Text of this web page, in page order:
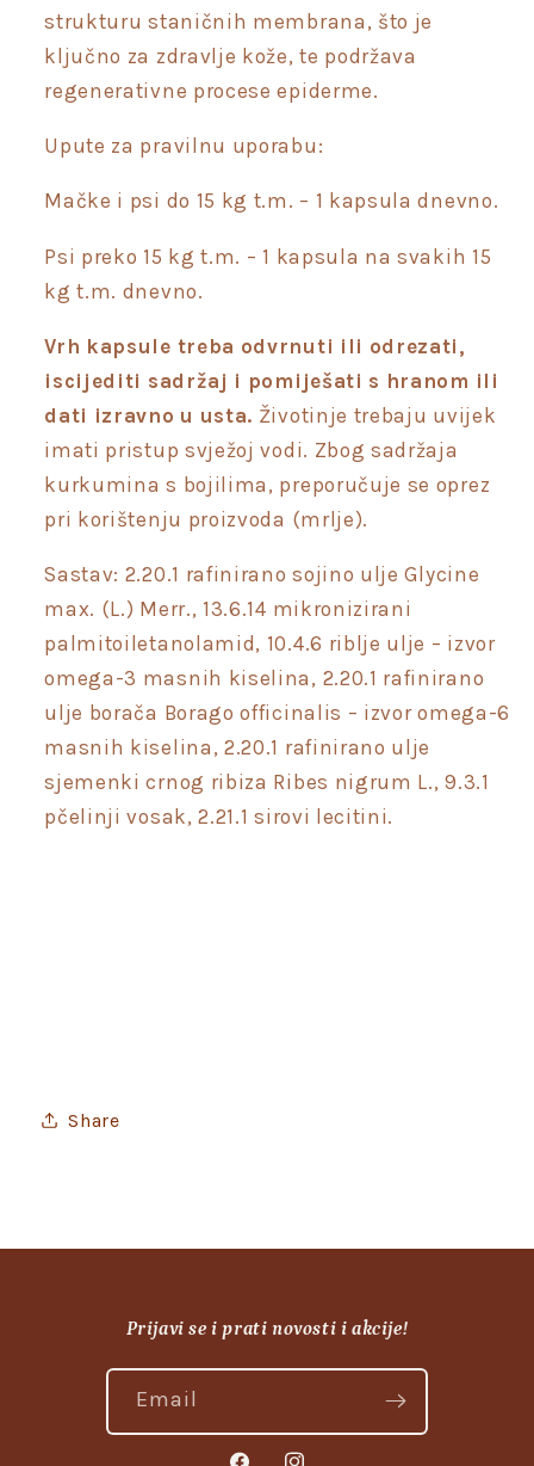
strukturu staničnih membrana, što je
ključno za zdravlje kože, te podržava
regenerativne procese epiderme.
Upute za pravilnu uporabu:
Mačke i psi do 15 kg t.m. – 1 kapsula dnevno.
Psi preko 15 kg t.m. – 1 kapsula na svakih 15
kg t.m. dnevno.
Vrh kapsule treba odvrnuti ili odrezati,
iscijediti sadržaj i pomiješati s hranom ili
dati izravno u usta. Životinje trebaju uvijek
imati pristup svježoj vodi. Zbog sadržaja
kurkumina s bojilima, preporučuje se oprez
pri korištenju proizvoda (mrlje).
Sastav: 2.20.1 rafinirano sojino ulje Glycine
max. (L.) Merr., 13.6.14 mikronizirani
palmitoiletanolamid, 10.4.6 riblje ulje – izvor
omega-3 masnih kiselina, 2.20.1 rafinirano
ulje borača Borago officinalis – izvor omega-6
masnih kiselina, 2.20.1 rafinirano ulje
sjemenki crnog ribiza Ribes nigrum L., 9.3.1
pčelinji vosak, 2.21.1 sirovi lecitini.
Share
Prijavi se i prati novosti i akcije!
Email